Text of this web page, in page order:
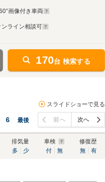
°画像付き車両
ンライン相談可
170台 検索する
スライドショーで見る
6 最後 前へ 次へ
排気量
多
少
車検
付
無
修復歴
無
有